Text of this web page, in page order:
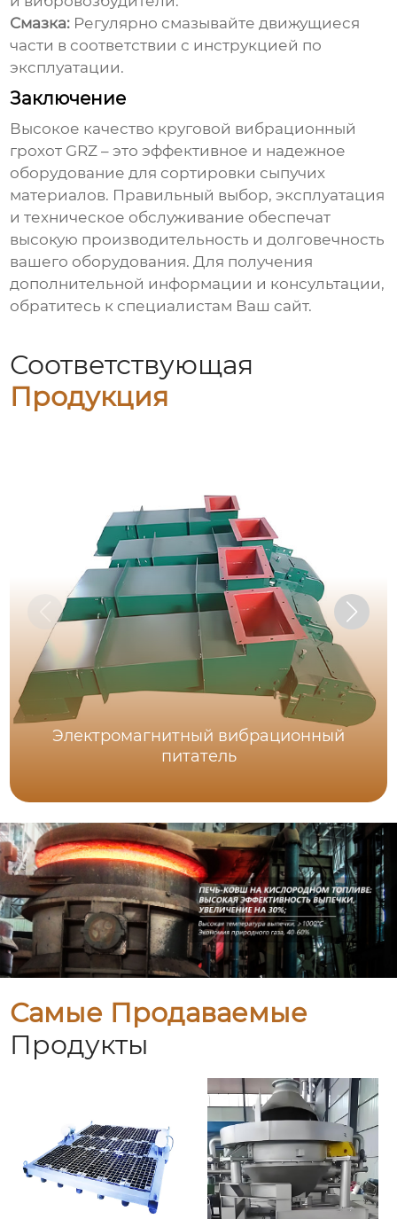
Смазка: Регулярно смазывайте движущиеся
части в соответствии с инструкцией по
эксплуатации.
Заключение
Высокое качество круговой вибрационный
грохот GRZ – это эффективное и надежное
оборудование для сортировки сыпучих
материалов. Правильный выбор, эксплуатация
и техническое обслуживание обеспечат
высокую производительность и долговечность
вашего оборудования. Для получения
дополнительной информации и консультации,
обратитесь к специалистам Ваш сайт.
Соответствующая
Продукция
Электромагнитный вибрационный
питатель
Самые Продаваемые
Продукты